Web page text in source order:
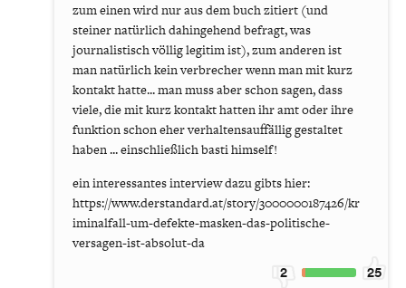
zum einen wird nur aus dem buch zitiert (und
steiner natürlich dahingehend befragt, was
journalistisch völlig legitim ist), zum anderen ist
man natürlich kein verbrecher wenn man mit kurz
kontakt hatte... man muss aber schon sagen, dass
viele, die mit kurz kontakt hatten ihr amt oder ihre
funktion schon eher verhaltensauffällig gestaltet
haben ... einschließlich basti himself!
ein interessantes interview dazu gibts hier:
https://www.derstandard.at/story/3000000187426/kr
iminalfall-um-defekte-masken-das-politische-
versagen-ist-absolut-da
2 25